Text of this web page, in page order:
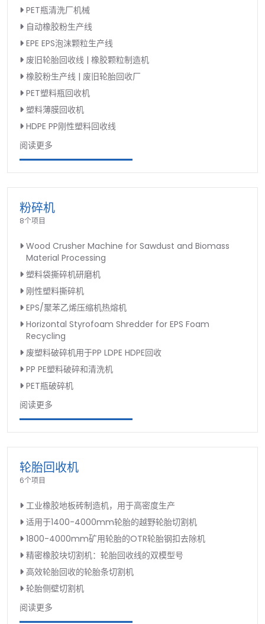
PET瓶清洗厂机械
自动橡胶粉生产线
EPE EPS泡沫颗粒生产线
废旧轮胎回收线 | 橡胶颗粒制造机
橡胶粉生产线 | 废旧轮胎回收厂
PET塑料瓶回收机
塑料薄膜回收机
HDPE PP刚性塑料回收线
阅读更多
粉碎机
8个项目
Wood Crusher Machine for Sawdust and Biomass
Material Processing
塑料袋撕碎机研磨机
刚性塑料撕碎机
EPS/聚苯乙烯压缩机热熔机
Horizontal Styrofoam Shredder for EPS Foam
Recycling
废塑料破碎机用于PP LDPE HDPE回收
PP PE塑料破碎和清洗机
PET瓶破碎机
阅读更多
轮胎回收机
6个项目
工业橡胶地板砖制造机，用于高密度生产
适用于1400-4000mm轮胎的越野轮胎切割机
1800-4000mm矿用轮胎的OTR轮胎钢扣去除机
精密橡胶块切割机：轮胎回收线的双模型号
高效轮胎回收的轮胎条切割机
轮胎侧壁切割机
阅读更多